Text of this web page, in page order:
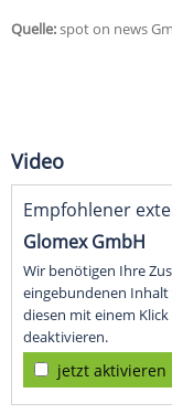
Quelle:spot on news
Video
Empfohlener
Glomex GmbH
Wir benötigen Ihre
eingebundenen Inhalt
diesen mit einem
deaktivieren.
jetzt aktivieren